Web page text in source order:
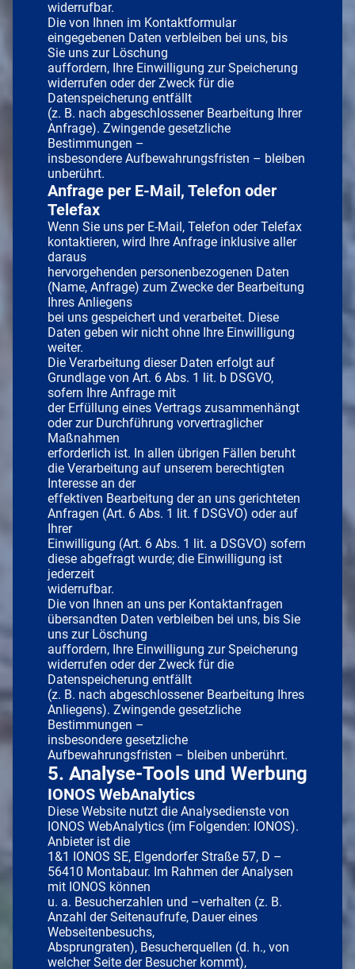
widerrufbar.
Die von Ihnen im Kontaktformular
eingegebenen Daten verbleiben bei uns, bis
Sie uns zur Löschung
auffordern, Ihre Einwilligung zur Speicherung
widerrufen oder der Zweck für die
Datenspeicherung entfällt
(z. B. nach abgeschlossener Bearbeitung Ihrer
Anfrage). Zwingende gesetzliche
Bestimmungen –
insbesondere Aufbewahrungsfristen – bleiben
unberührt.
Anfrage per E-Mail, Telefon oder
Telefax
Wenn Sie uns per E-Mail, Telefon oder Telefax
kontaktieren, wird Ihre Anfrage inklusive aller
daraus
hervorgehenden personenbezogenen Daten
(Name, Anfrage) zum Zwecke der Bearbeitung
Ihres Anliegens
bei uns gespeichert und verarbeitet. Diese
Daten geben wir nicht ohne Ihre Einwilligung
weiter.
Die Verarbeitung dieser Daten erfolgt auf
Grundlage von Art. 6 Abs. 1 lit. b DSGVO,
sofern Ihre Anfrage mit
der Erfüllung eines Vertrags zusammenhängt
oder zur Durchführung vorvertraglicher
Maßnahmen
erforderlich ist. In allen übrigen Fällen beruht
die Verarbeitung auf unserem berechtigten
Interesse an der
effektiven Bearbeitung der an uns gerichteten
Anfragen (Art. 6 Abs. 1 lit. f DSGVO) oder auf
Ihrer
Einwilligung (Art. 6 Abs. 1 lit. a DSGVO) sofern
diese abgefragt wurde; die Einwilligung ist
jederzeit
widerrufbar.
Die von Ihnen an uns per Kontaktanfragen
übersandten Daten verbleiben bei uns, bis Sie
uns zur Löschung
auffordern, Ihre Einwilligung zur Speicherung
widerrufen oder der Zweck für die
Datenspeicherung entfällt
(z. B. nach abgeschlossener Bearbeitung Ihres
Anliegens). Zwingende gesetzliche
Bestimmungen –
insbesondere gesetzliche
Aufbewahrungsfristen – bleiben unberührt.
5. Analyse-Tools und Werbung
IONOS WebAnalytics
Diese Website nutzt die Analysedienste von
IONOS WebAnalytics (im Folgenden: IONOS).
Anbieter ist die
1&1 IONOS SE, Elgendorfer Straße 57, D –
56410 Montabaur. Im Rahmen der Analysen
mit IONOS können
u. a. Besucherzahlen und –verhalten (z. B.
Anzahl der Seitenaufrufe, Dauer eines
Webseitenbesuchs,
Absprungraten), Besucherquellen (d. h., von
welcher Seite der Besucher kommt),